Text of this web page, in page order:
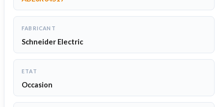
FABRICANT
Schneider Electric
ETAT
Occasion